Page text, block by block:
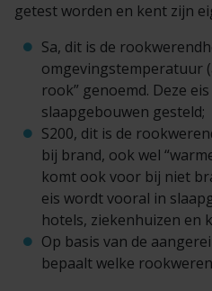
getest worden en kent zijn
Sa, dit is de
omgevingstemperatuur
rook” genoemd. Deze
slaapgebouwen gesteld;
S200, dit is de
bij brand, ook wel
komt ook voor bij niet
eis wordt vooral in
hotels, ziekenhuizen en
Op basis van de
bepaalt welke